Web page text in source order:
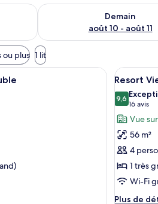
août 9 - août 10
Demain
août 10 - août 11
Vérifier la disponibilité pour
ou plus 1 lit
chambre d’hôtel moderne équipée de
Afficher
toutes
les
photos
pour
ce
type
de
Resort
5
Resort
9,69,6 sur 10
16 avis
(16 avis)
Vue
56 m²
4
1 très
Wi-Fi
Plus de
Plus